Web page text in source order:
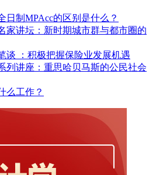
日制MPAcc的区别是什么？
家讲坛：新时期城市群与都市圈的
谈 ：积极把握保险业发展机遇
列讲座：重思哈贝马斯的公民社会
么工作？